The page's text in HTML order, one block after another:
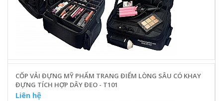
CỐP VẢI ĐỰNG MỸ PHẨM TRANG ĐIỂM LÒNG SÂU CÓ KHAY
ĐỰNG TÍCH HỢP DÂY ĐEO - T101
Liên hệ